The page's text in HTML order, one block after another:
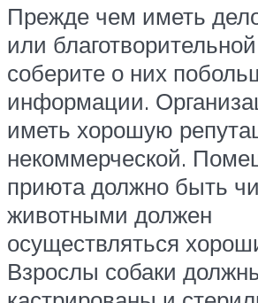
Прежде чем иметь
или
соберите о них
информации.
иметь хорошую
некоммерческой.
приюта должно быть
животными должен
осуществляться
Взрослы собаки